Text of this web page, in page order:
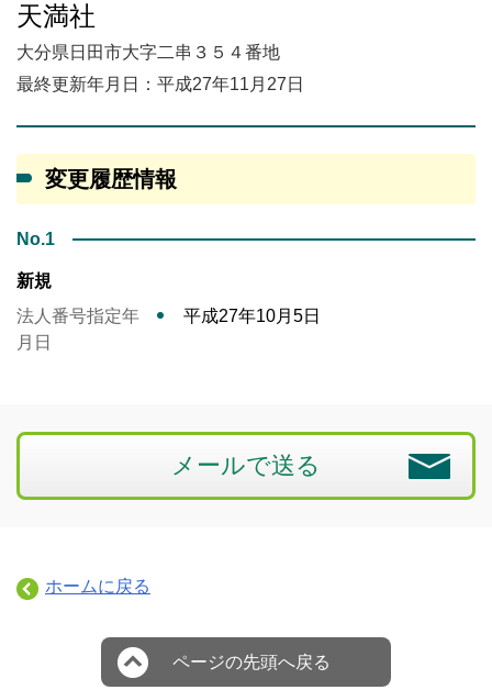
天満社
大分県日田市大字二串３５４番地
最終更新年月日：平成27年11月27日
変更履歴情報
No.1
新規
法人番号指定年
月日
平成27年10月5日
メールで送る
ホームに戻る
ページの先頭へ戻る